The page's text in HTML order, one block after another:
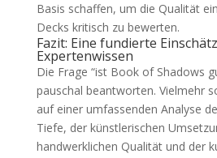
Basis schaffen, um die Qualität
Decks kritisch zu bewerten.
Fazit: Eine fundierte
Expertenwissen
Die Frage “ist Book of Shadows
pauschal beantworten. Vielmehr
auf einer umfassenden Analyse
Tiefe, der künstlerischen
handwerklichen Qualität und der